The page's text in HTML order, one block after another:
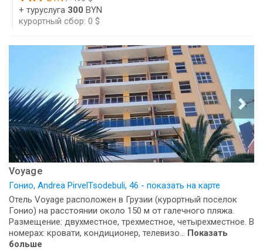
+ туруслуга 300 BYN
курортный сбор: 0 $
Voyage
Гонио, Andrea PirvelTsodebuli, 46 - показать на карте
Отель Voyage расположен в Грузии (курортный поселок
Гонио) на расстоянии около 150 м от галечного пляжа.
Размещение: двухместное, трехместное, четырехместное. В
номерах: кровати, кондиционер, телевизо... Показать
больше